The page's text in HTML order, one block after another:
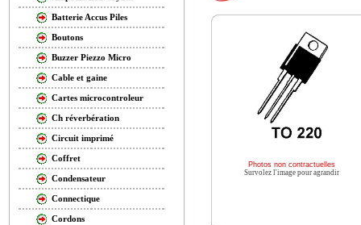
Batterie Accus Piles
Boutons
Buzzer Piezzo Micro
Cable et gaine
Cartes microcontroleur
Ch réverbération
Circuit imprimé
Coffret
Condensateur
Connectique
Cordons
Photos non contractuelles
Survolez l'image pour agrandir